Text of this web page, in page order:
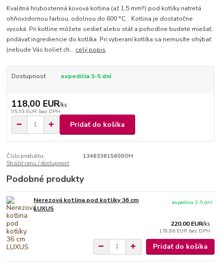
Kvalitná hrubostenná kovová kotlina (až 1,5 mm!!) pod kotlíky natretá
ohňovzdornou farbou, odolnou do 600 °C. Kotlina je dostatočne
vysoká. Pri kotline môžete sedieť alebo stáť a pohodlne budete miešať,
pridávať ingrediencie do kotlíka. Pri vyberaní kotlíka sa nemusíte ohýbať
(nebude Vás bolieť ch... celý popis
Dostupnosť expedícia 3-5 dní
118,00 EUR/ks
95,93 EUR bez DPH
Pridať do košíka
Číslo produktu:
134633615600OH
Strážiť cenu / dostupnosť
Podobné produkty
Nerezová kotlina pod kotlíky 36 cm
LUXUS
220,00 EUR/ks
178,86 EUR bez DPH
expedícia 3-5 dní
Pridať do košíka